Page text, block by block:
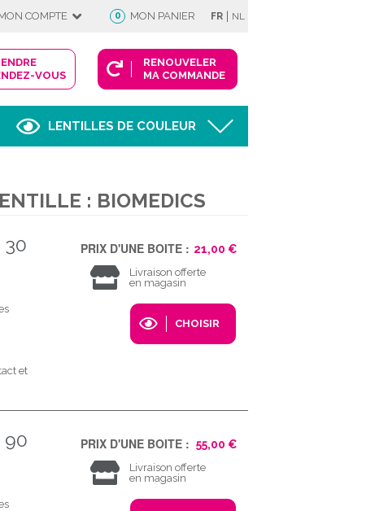
COMPTE
Afficher
COMPTE
0 MON PANIER FR | NL
VOUS
RENOUVELER
MA COMMANDE
LENTILLES DE COULEUR
: BIOMEDICS
30
et
PRIX D'UNE BOITE : 21,00 €
Livraison offerte
en magasin
CHOISIR
90 PRIX D'UNE BOITE : 55,00 €
Livraison offerte
en magasin